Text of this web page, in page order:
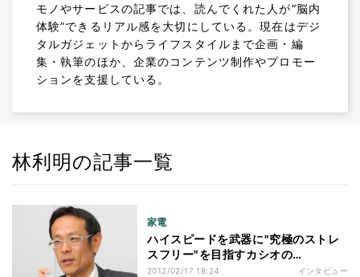
モノやサービスの記事では、読んでくれた人が“脳内
体験”できるリアル感を大切にしている。現在はデジ
タルガジェットからライフスタイルまで企画・編
集・執筆のほか、企業のコンテンツ制作やプロモー
ションを支援している。
林利明の記事一覧
家電
ハイスピードを武器に"究極のストレ
スフリー"を目指すカシオの
「EXILIM」
2012/02/17 18:24 インタビュー